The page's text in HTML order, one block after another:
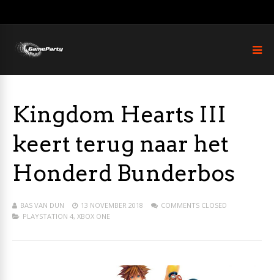
Kingdom Hearts III
keert terug naar het
Honderd Bunderbos
BAS VAN DUN 13 NOVEMBER 2018
COMMENTS CLOSED
PLAYSTATION 4, XBOX ONE